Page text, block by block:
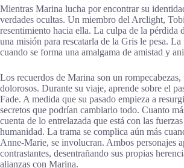
Mientras Marina lucha por encontrar su
verdades ocultas. Un miembro del Arclight,
resentimiento hacia ella. La culpa de la pérdida
una misión para rescatarla de la Gris le pesa. La
cuando se forma una amalgama de amistad y
Los recuerdos de Marina son un
dolorosos. Durante su viaje, aprende sobre el
Fade. A medida que su pasado empieza a
secretos que podrían cambiarlo todo. Cuanto
cuenta de lo entrelazada que está con las
humanidad. La trama se complica aún más
Anne-Marie, se involucran. Ambos personajes
contrastantes, desentrañando sus propias
alianzas con Marina.